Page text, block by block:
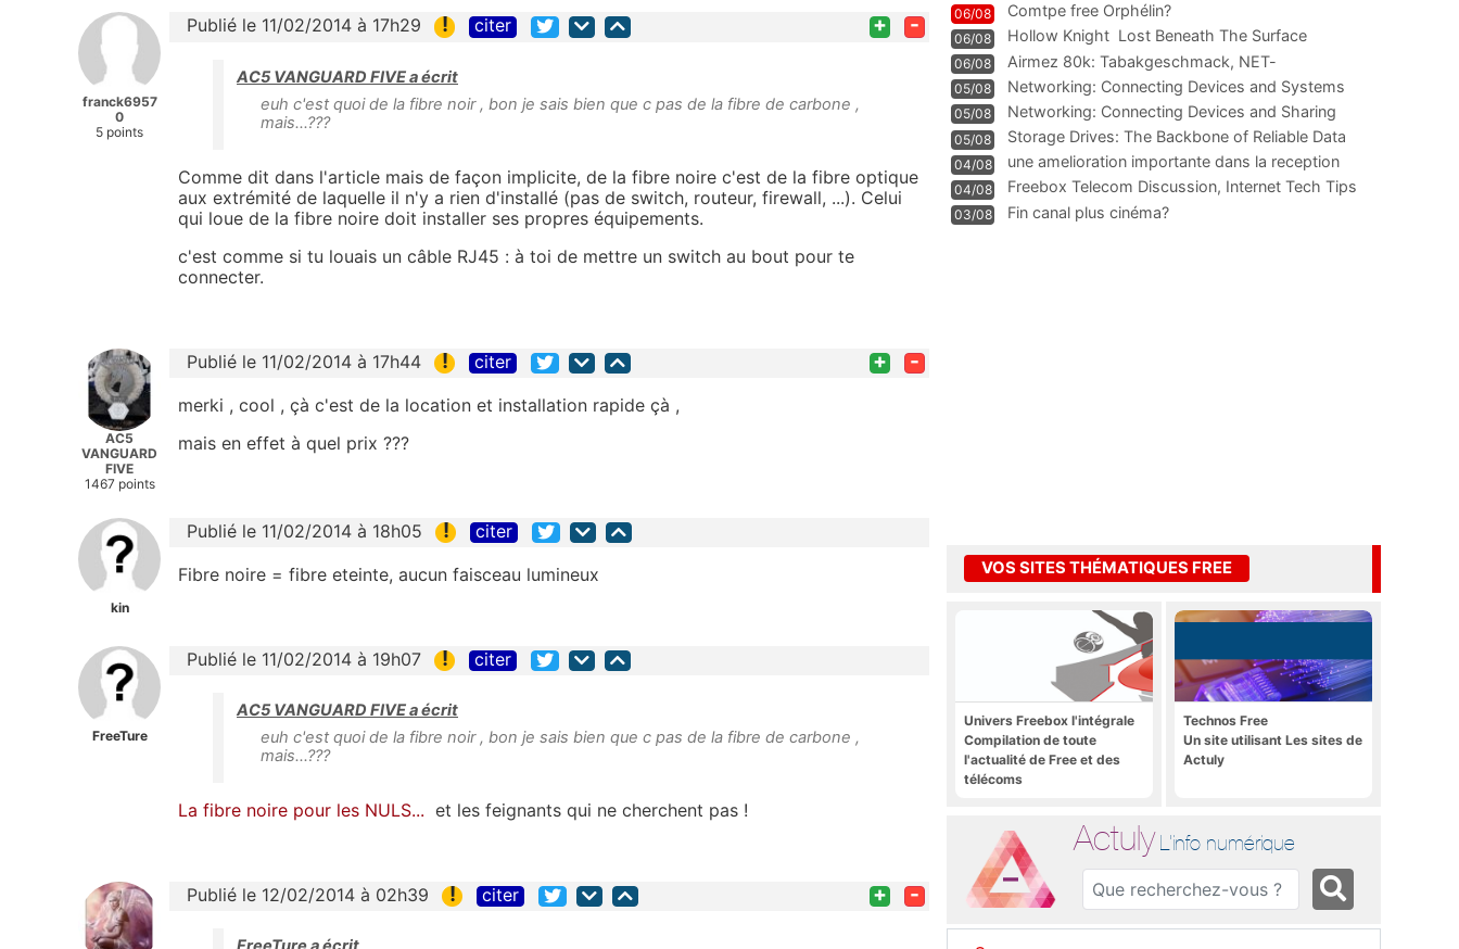
franck6957
0
5 points
Publié le 11/02/2014 à 17h29 ! citer + -
AC5 VANGUARD FIVE a écrit
euh c'est quoi de la fibre noir , bon je sais bien que c pas de la fibre de carbone ,
mais...???
Comme dit dans l'article mais de façon implicite, de la fibre noire c'est de la fibre optique
aux extrémité de laquelle il n'y a rien d'installé (pas de switch, routeur, firewall, ...). Celui
qui loue de la fibre noire doit installer ses propres équipements.
c'est comme si tu louais un câble RJ45 : à toi de mettre un switch au bout pour te
connecter.
AC5
VANGUARD
FIVE
1467 points
Publié le 11/02/2014 à 17h44 ! citer + -
merki , cool , çà c'est de la location et installation rapide çà ,
mais en effet à quel prix ???
kin
Publié le 11/02/2014 à 18h05 ! citer
Fibre noire = fibre eteinte, aucun faisceau lumineux
FreeTure
Publié le 11/02/2014 à 19h07 ! citer
AC5 VANGUARD FIVE a écrit
euh c'est quoi de la fibre noir , bon je sais bien que c pas de la fibre de carbone ,
mais...???
La fibre noire pour les NULS... et les feignants qui ne cherchent pas !
Publié le 12/02/2014 à 02h39 ! citer + -
06/08 Comtpe free Orphélin?
06/08 Hollow Knight  Lost Beneath The Surface
06/08
Airmez 80k: Tabakgeschmack, NET-
Technologie und Leistung im
05/08 Networking: Connecting Devices and Systems
05/08
Networking: Connecting Devices and Sharing
Information
05/08
Storage Drives: The Backbone of Reliable Data
Management
04/08
une amelioration importante dans la reception
WIFI
04/08
Freebox Telecom Discussion, Internet Tech Tips
Communi
03/08 Fin canal plus cinéma?
VOS SITES THÉMATIQUES FREE
Univers Freebox l'intégrale
Compilation de toute
l'actualité de Free et des
télécoms
Technos Free
Un site utilisant Les sites de
Actuly
Actuly L'info numérique